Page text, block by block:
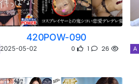
420POW-090
2025-05-02 0 1 26 A